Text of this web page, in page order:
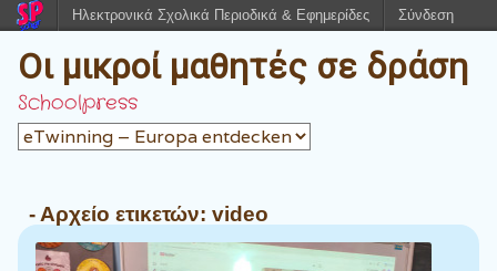
Οι μικροί μαθητές σε δράση
Schoolpress
- Αρχείο ετικετών: video
Ηλεκτρονικά Σχολικά Περιοδικά & Εφημερίδες Σύνδεση